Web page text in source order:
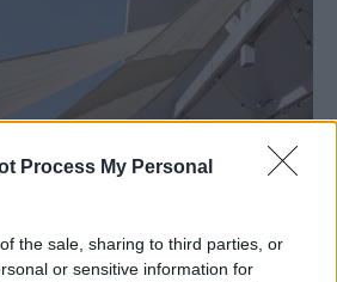
Process My Personal
the sale, sharing to third parties, or
or sensitive information for